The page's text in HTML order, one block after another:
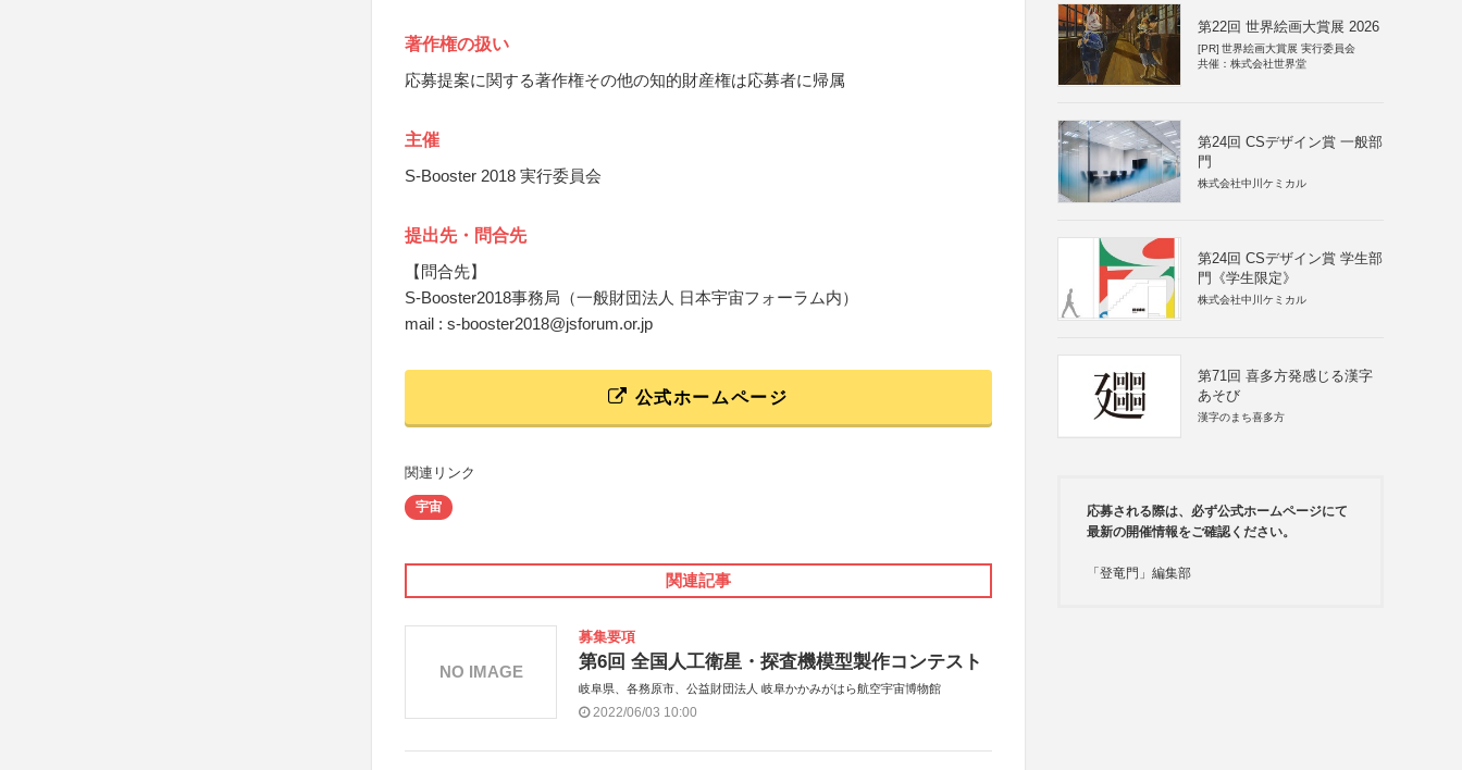
著作権の扱い
応募提案に関する著作権その他の知的財産権は応募者に帰属
主催
S-Booster 2018 実行委員会
提出先・問合先
【問合先】
S-Booster2018事務局（一般財団法人 日本宇宙フォーラム内）
mail : s-booster2018@jsforum.or.jp
公式ホームページ
関連リンク
宇宙
関連記事
募集要項
第6回 全国人工衛星・探査機模型製作コンテスト
岐阜県、各務原市、公益財団法人 岐阜かかみがはら航空宇宙博物館
2022/06/03 10:00
NO IMAGE
第22回 世界絵画大賞展 2026
[PR] 世界絵画大賞展 実行委員会
共催：株式会社世界堂
第24回 CSデザイン賞 一般部
門
株式会社中川ケミカル
第24回 CSデザイン賞 学生部
門《学生限定》
株式会社中川ケミカル
第71回 喜多方発感じる漢字
あそび
漢字のまち喜多方
応募される際は、必ず公式ホームページにて
最新の開催情報をご確認ください。
「登竜門」編集部